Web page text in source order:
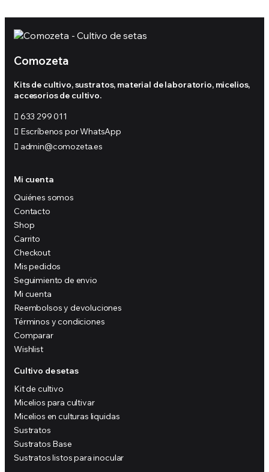
Comozeta
Kits de cultivo, sustratos, material de laboratorio, micelios,
accesorios de cultivo.
633 299 011
Escríbenos por WhatsApp
admin@comozeta.es
Mi cuenta
Quiénes somos
Contacto
Shop
Carrito
Checkout
Mis pedidos
Seguimiento de envio
Mi cuenta
Reembolsos y devoluciones
Términos y condiciones
Comparar
Wishlist
Cultivo de setas
Kit de cultivo
Micelios para cultivar
Micelios en culturas liquidas
Sustratos
Sustratos Base
Sustratos listos para inocular